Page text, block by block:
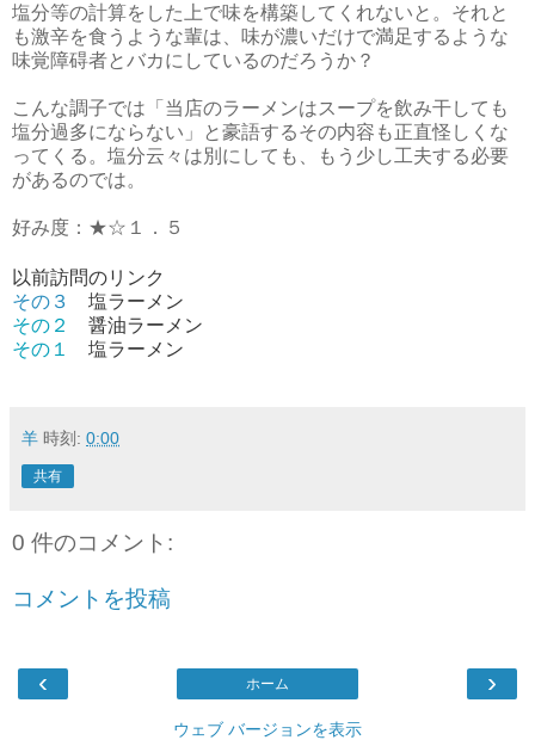
塩分等の計算をした上で味を構築してくれないと。それと
も激辛を食うような輩は、味が濃いだけで満足するような
味覚障碍者とバカにしているのだろうか？
こんな調子では「当店のラーメンはスープを飲み干しても
塩分過多にならない」と豪語するその内容も正直怪しくな
ってくる。塩分云々は別にしても、もう少し工夫する必要
があるのでは。
好み度：★☆１．５
以前訪問のリンク
その３
塩ラーメン
その２
醤油ラーメン
その１
塩ラーメン
羊 時刻: 0:00
共有
0 件のコメント:
コメントを投稿
‹ ›
ホーム
ウェブ バージョンを表示